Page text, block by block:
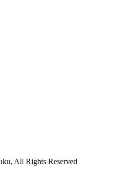
All Rights Reserved